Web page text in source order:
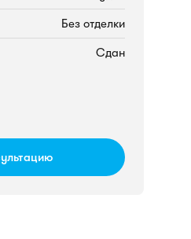
Без отделки
Сдан